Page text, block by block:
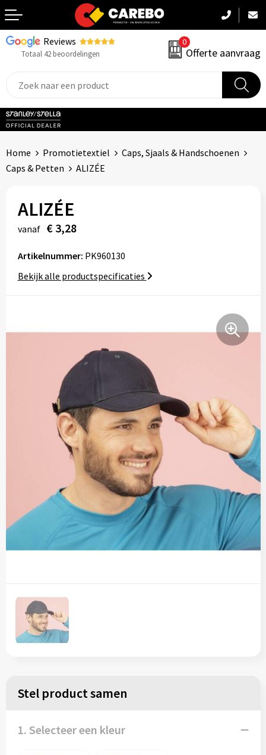
Reviews
Totaal 42 beoordelingen
0
Offerte aanvraag
Terug
Sportkleding
Handdoeken & Dekens
Tassen
Stickers
Home Promotietextiel
Caps, Sjaals & Handschoenen
Caps & Petten
ALIZÉE
ALIZÉE
vanaf € 3,28
Artikelnummer: PK960130
Bekijk alle productspecificaties
Stel product samen
1. Selecteer een kleur